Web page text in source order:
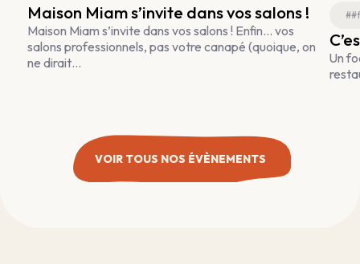
Maison Miam s’invite dans vos salons !
Maison Miam s’invite dans vos salons ! Enfin… vos
salons professionnels, pas votre canapé (quoique, on
ne dirait…
Un
VOIR TOUS NOS ÉVÈNEMENTS